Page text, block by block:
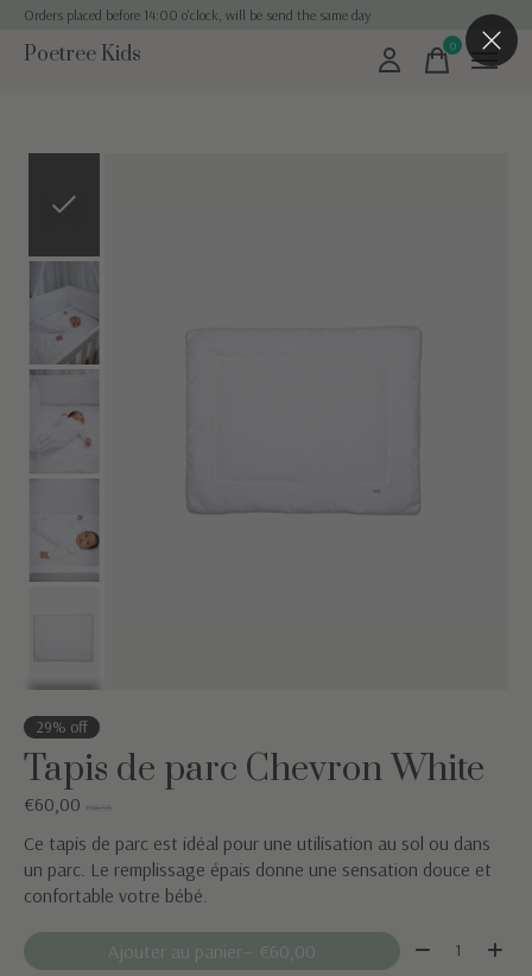
Orders placed before 14:00 o'clock, will be send the same day
Poetree Kids 0items
29% off
Tapis de parc Chevron White
€60,00 €84,95
Ce tapis de parc est idéal pour une utilisation au sol ou dans
un parc. Le remplissage épais donne une sensation douce et
confortable votre bébé.
Ajouter au panier — €60,00 Quantité: